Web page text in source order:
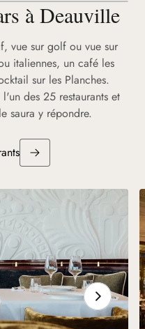
à Deauville
vue sur golf ou vue sur
italiennes, un café les
sur les Planches.
des 25 restaurants et
saura y répondre.